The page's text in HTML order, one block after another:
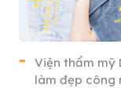
Viện thẩm mỹ
làm đẹp công